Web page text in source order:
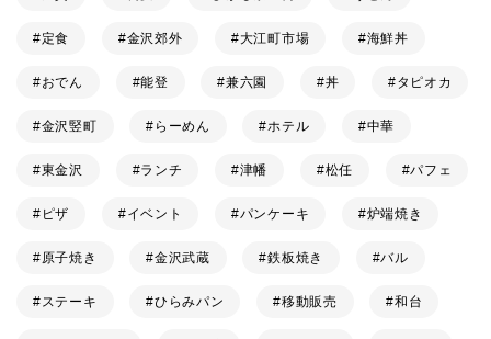
定食 金沢郊外 大江町市場 海鮮丼
おでん 能登 兼六園 丼 タピオカ
金沢竪町 らーめん ホテル 中華
東金沢 ランチ 津幡 松任 パフェ
ピザ イベント パンケーキ 炉端焼き
原子焼き 金沢武蔵 鉄板焼き バル
ステーキ ひらみパン 移動販売 和台